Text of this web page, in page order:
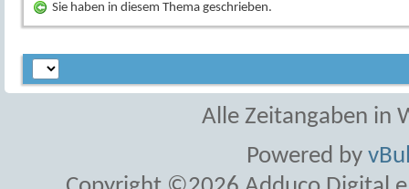
Sie haben in diesem Thema geschrieben.
Alle Zeitangaben in
Powered by